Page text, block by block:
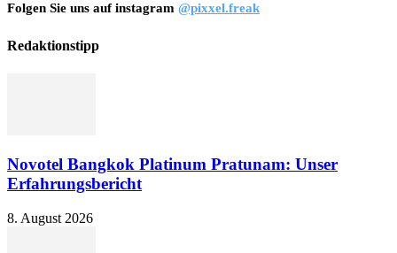
Folgen Sie uns auf instagram @pixxel.freak
Redaktionstipp
Novotel Bangkok Platinum Pratunam: Unser
Erfahrungsbericht
8. August 2026